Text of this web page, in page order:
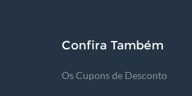
Confira Também
Os Cupons de Desconto